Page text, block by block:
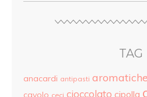
TAG
anacardi antipasti aromatiche
cavolo ceci cioccolato cipolla